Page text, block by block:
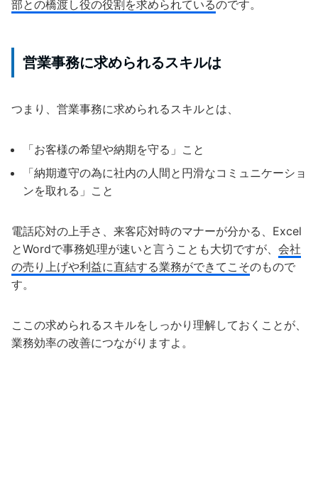
部との橋渡し役の役割を求められているのです。
営業事務に求められるスキルは
つまり、営業事務に求められるスキルとは、
「お客様の希望や納期を守る」こと
「納期遵守の為に社内の人間と円滑なコミュニケーショ
ンを取れる」こと
電話応対の上手さ、来客応対時のマナーが分かる、Excel
とWordで事務処理が速いと言うことも大切ですが、 会社
の売り上げや利益に直結する業務ができてこそのもので
す。
ここの求められるスキルをしっかり理解しておくことが、
業務効率の改善につながりますよ。